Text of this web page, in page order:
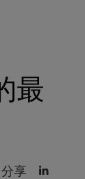
最
分享